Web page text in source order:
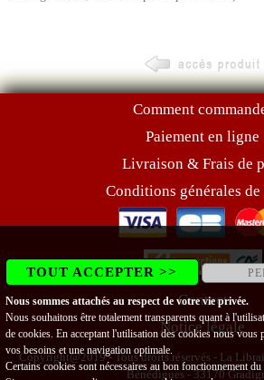
Comment
Paiement en ligne
Livraison & Frais de
Conditions générales de
Contact
Notice légale
Copyright@2019 - Tous droits réservés - La
Bénédigues - 33170
TOUT ACCEPTER >>
Nous sommes attachés au respect de votre vie privée.
Nous souhaitons être totalement transparents quant à
de cookies. En acceptant l'utilisation des cookies nous vous
vos besoins et une navigation optimale.
Certains cookies sont nécessaires au bon fonctionnement